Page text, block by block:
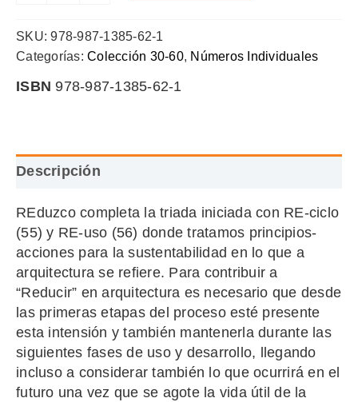
SKU:978-987-1385-62-1
Categorías: Colección 30-60, Números Individuales
ISBN 978-987-1385-62-1
Descripción
REduzco completa la triada iniciada con RE-ciclo
(55) y RE-uso (56) donde tratamos principios-
acciones para la sustentabilidad en lo que a
arquitectura se refiere. Para contribuir a
“Reducir” en arquitectura es necesario que desde
las primeras etapas del proceso esté presente
esta intensión y también mantenerla durante las
siguientes fases de uso y desarrollo, llegando
incluso a considerar también lo que ocurrirá en el
futuro una vez que se agote la vida útil de la